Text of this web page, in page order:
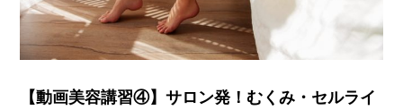
【動画美容講習④】サロン発！むくみ・セルライ